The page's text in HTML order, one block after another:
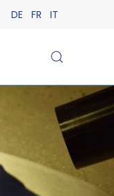
DE FR IT